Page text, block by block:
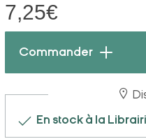
7,25€
Commander
En stock à la